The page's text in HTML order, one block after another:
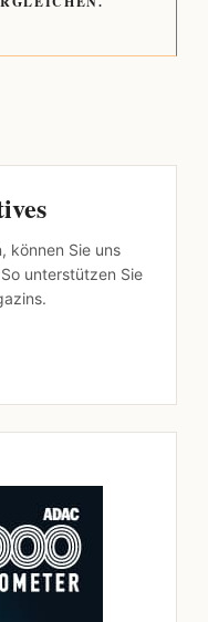
können Sie uns
unterstützen Sie